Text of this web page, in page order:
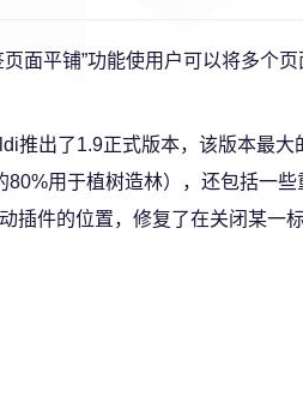
页面平铺”功能使用户可以将多个
推出了1.9正式版本，该版本最
80%用于植树造林），还包括一
插件的位置，修复了在关闭某一